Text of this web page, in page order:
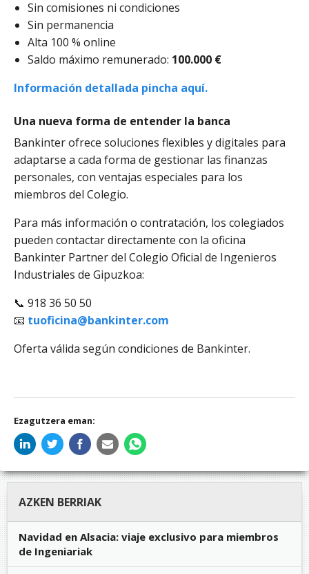
Sin comisiones ni condiciones
Sin permanencia
Alta 100 % online
Saldo máximo remunerado: 100.000 €
Información detallada pincha aquí.
Una nueva forma de entender la banca
Bankinter ofrece soluciones flexibles y digitales para
adaptarse a cada forma de gestionar las finanzas
personales, con ventajas especiales para los
miembros del Colegio.
Para más información o contratación, los colegiados
pueden contactar directamente con la oficina
Bankinter Partner del Colegio Oficial de Ingenieros
Industriales de Gipuzkoa:
📞 918 36 50 50
📧 tuoficina@bankinter.com
Oferta válida según condiciones de Bankinter.
Ezagutzera eman:
AZKEN BERRIAK
Navidad en Alsacia: viaje exclusivo para miembros
de Ingeniariak